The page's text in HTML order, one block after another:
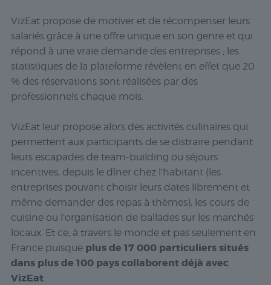
VizEat propose de motiver et de récompenser leurs
salariés grâce à une offre unique en son genre et qui
répond à une vraie demande des entreprises ; les
statistiques de la plateforme révèlent en effet que 20
% des réservations sont réalisées par des
professionnels chaque mois.
VizEat leur propose alors des activités culinaires qui
permettent aux participants de se distraire pendant
leurs escapades de team-building ou séjours
incentives, depuis le dîner chez l’habitant (les
entreprises pouvant choisir leurs dates librement et
même demander des repas à thèmes), les cours de
cuisine ou l’organisation de ballades sur les marchés
locaux. Et ce, à travers le monde et pas seulement en
France puisque plus de 17 000 particuliers situés
dans plus de 100 pays collaborent déjà avec
VizEat.